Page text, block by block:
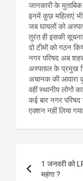
जानकारी के
इनमें कुछ महिलाएं
जब घायलों को
तुरंत ही इसकी
दो टीमों को गठन
नगर परिषद अब
अस्पताल के प्रमुख
अचानक की आवारा
वहीं स्थानीय लोगों
कई बार नगर
एक्शन नहीं लिया
navigation
1 जनवरी को
महंगा ?